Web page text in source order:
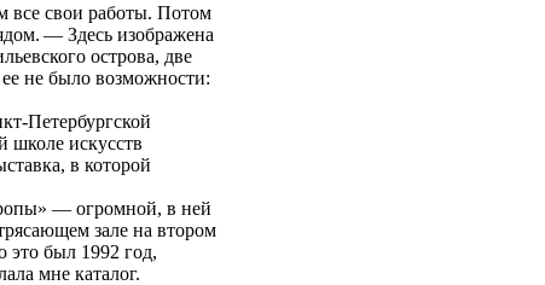
свои работы. Потом
— Здесь изображена
острова, две
не было возможности:
Петербургской
искусств
в которой
— огромной, в ней
зале на втором
это был 1992 год,
мне каталог.